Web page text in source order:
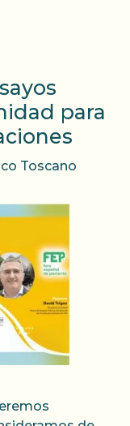
para
Toscano